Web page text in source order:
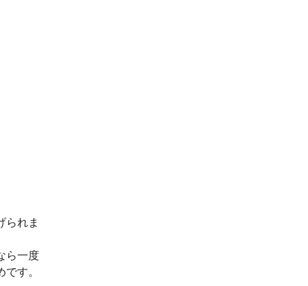
られま
ら一度
す。